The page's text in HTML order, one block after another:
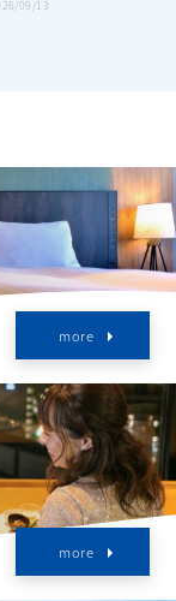
09/13
more
more